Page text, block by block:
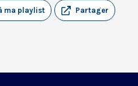
Partager
ma playlist